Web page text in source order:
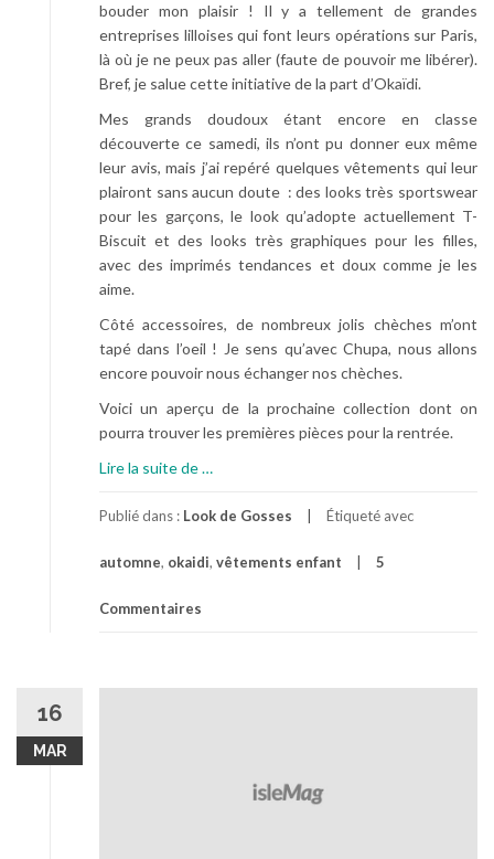
h
i
c
h
i
#
C
d
o
bouder mon plaisir ! Il y a tellement de grandes
entreprises lilloises qui font leurs opérations sur Paris,
là où je ne peux pas aller (faute de pouvoir me libérer).
Bref, je salue cette initiative de la part d’Okaïdi.
Mes grands doudoux étant encore en classe
découverte ce samedi, ils n’ont pu donner eux même
leur avis, mais j’ai repéré quelques vêtements qui leur
plairont sans aucun doute : des looks très sportswear
pour les garçons, le look qu’adopte actuellement T-
Biscuit et des looks très graphiques pour les filles,
avec des imprimés tendances et doux comme je les
aime.
Côté accessoires, de nombreux jolis chèches m’ont
tapé dans l’oeil ! Je sens qu’avec Chupa, nous allons
encore pouvoir nous échanger nos chèches.
Voici un aperçu de la prochaine collection dont on
pourra trouver les premières pièces pour la rentrée.
Lire la suite de
r
p
s
…
Publié dans : Look de Gosses Étiqueté avec
automne, okaidi, vêtements enfant 5
Commentaires
16
MAR